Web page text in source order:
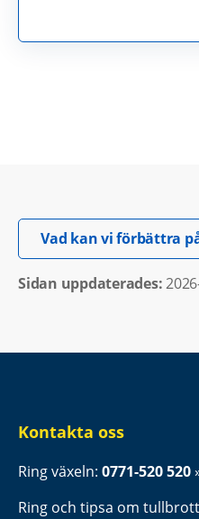
Vad kan vi förbättra
Sidan uppdaterades:
Kontakta oss
Ring växeln: 0771-520 520
Ring och tipsa om